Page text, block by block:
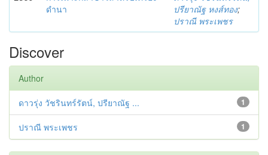
ดำนา
ปรียาณัฐ หงส์ทอง;
ปราณี พระเพชร
Discover
Author
1
ดาวรุ่ง วัชรินทร์รัตน์, ปรียาณัฐ ...
1
ปราณี พระเพชร